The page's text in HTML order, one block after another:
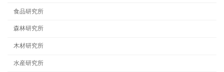
食品研究所
森林研究所
木材研究所
水産研究所